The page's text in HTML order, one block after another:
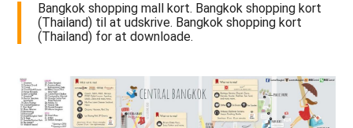
Bangkok shopping mall kort. Bangkok shopping kort
(Thailand) til at udskrive. Bangkok shopping kort
(Thailand) for at downloade.